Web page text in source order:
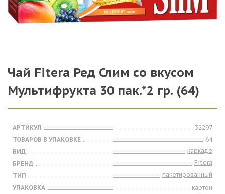
Чай Fitera Ред Слим со вкусом
Мультифрукта 30 пак.*2 гр. (64)
АРТИКУЛ
32297
ТОВАРОВ В УПАКОВКЕ
64
ВИД
каркаде
БРЕНД
Fitera
ТИП
пакетированный
УПАКОВКА
картон